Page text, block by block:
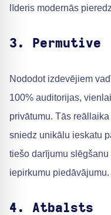
līderis modernās
3. Permutive
Nododot izdevējiem
100% auditorijas,
privātumu. Tās
sniedz unikālu ieskatu
tiešo darījumu
iepirkumu piedāvājumu.
4. Atbalsts